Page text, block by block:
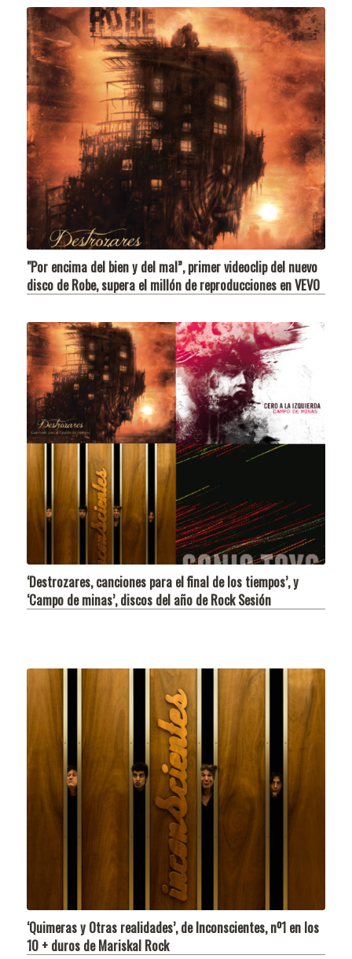
"Por encima del bien y del mal”, primer videoclip del nuevo
disco de Robe, supera el millón de reproducciones en VEVO
‘Destrozares, canciones para el final de los tiempos’, y
‘Campo de minas’, discos del año de Rock Sesión
‘Quimeras y Otras realidades’, de Inconscientes, nº1 en los
10 + duros de Mariskal Rock